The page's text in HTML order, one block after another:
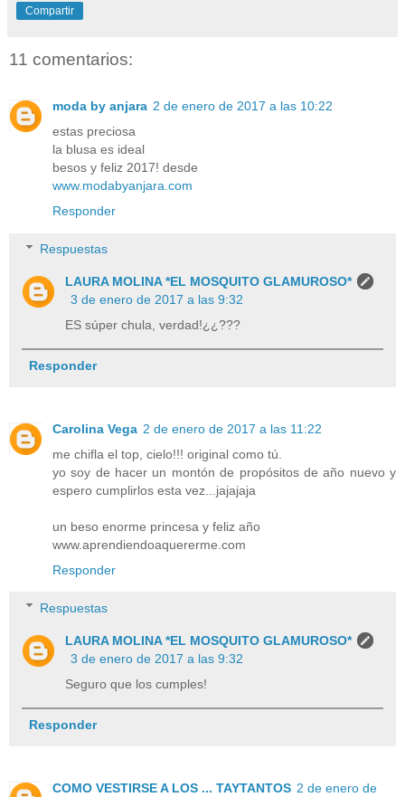
Compartir
11 comentarios:
moda by anjara 2 de enero de 2017 a las 10:22
estas preciosa
la blusa es ideal
besos y feliz 2017! desde
www.modabyanjara.com
Responder
Respuestas
LAURA MOLINA *EL MOSQUITO GLAMUROSO*
3 de enero de 2017 a las 9:32
ES súper chula, verdad!¿¿???
Responder
Carolina Vega 2 de enero de 2017 a las 11:22
me chifla el top, cielo!!! original como tú.
yo soy de hacer un montón de propósitos de año nuevo y
espero cumplirlos esta vez...jajajaja
un beso enorme princesa y feliz año
www.aprendiendoaquererme.com
Responder
Respuestas
LAURA MOLINA *EL MOSQUITO GLAMUROSO*
3 de enero de 2017 a las 9:32
Seguro que los cumples!
Responder
COMO VESTIRSE A LOS ... TAYTANTOS 2 de enero de